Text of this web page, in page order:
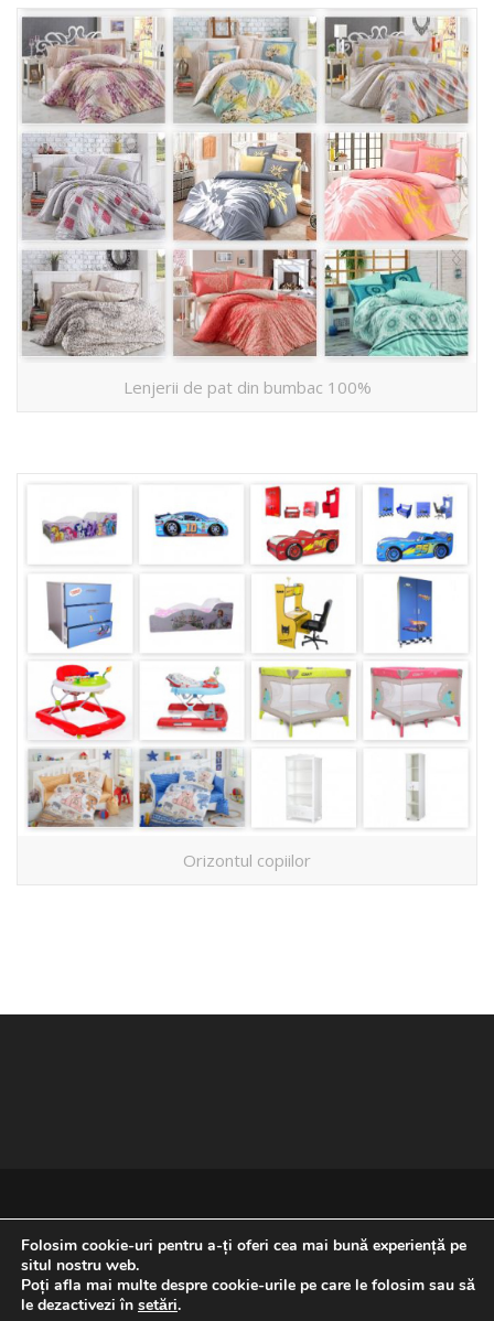
Lenjerii de pat din bumbac 100%
Orizontul copiilor
REVENIRE LA ÎNCEPUTUL PAGINII
Folosim cookie-uri pentru a-ți oferi cea mai bună experiență pe
situl nostru web.
Poți afla mai multe despre cookie-urile pe care le folosim sau să
le dezactivezi în setări.